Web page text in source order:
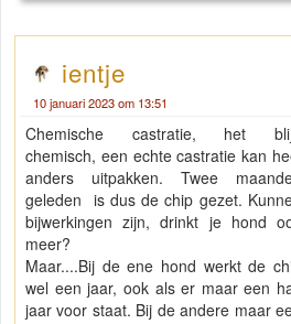
ientje
10 januari 2023 om 13:51
Chemische castratie, het
chemisch, een echte castratie kan
anders uitpakken. Twee
geleden is dus de chip gezet.
bijwerkingen zijn, drinkt je hond
meer?
Maar....Bij de ene hond werkt de
wel een jaar, ook als er maar een
jaar voor staat. Bij de andere maar